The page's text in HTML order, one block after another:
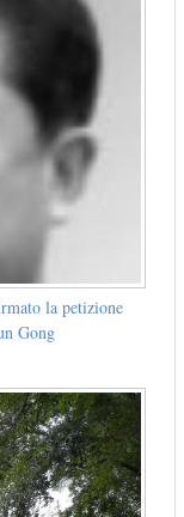
la petizione
Gong